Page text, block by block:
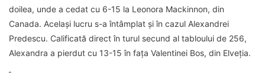
doilea, unde a cedat cu 6-15 la Leonora Mackinnon, din
Canada. Același lucru s-a întâmplat și în cazul Alexandrei
Predescu. Calificată direct în turul secund al tabloului de 256,
Alexandra a pierdut cu 13-15 în fața Valentinei Bos, din Elveția.